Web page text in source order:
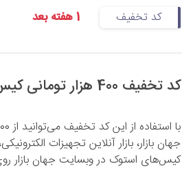
کد تخفیف
1 هفته بعد
کد تخفیف 400 هزار تومانی کیس استوک جهان بازار
جهان بازار، بازار آنلاین تجهیزات
کیس‌های استوک در وبسایت جهان بازار